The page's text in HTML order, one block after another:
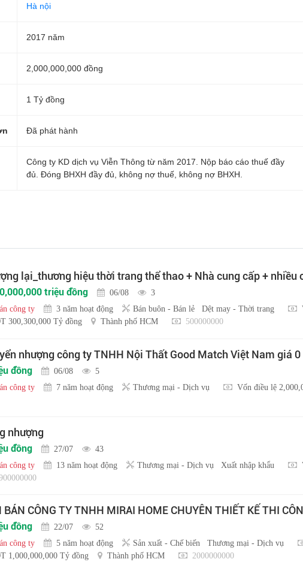
Hà nội
2017 năm
2,000,000,000 đồng
1 Tỷ đồng
Đã phát hành
Công ty KD dịch vụ Viễn Thông từ năm 2017. Nộp báo cáo thuế đầy
đủ. Đóng BHXH đầy đủ, không nợ thuế, không nợ BHXH.
lại_thương hiệu thời trang thể thao + Nhà cung cấp + nhiều
triệu đồng 06/08
3
công ty
3 năm hoạt động Bán buôn - Bán lẻ Dệt may - Thời trang
300,300,000 Tỷ đồng
Thành phố HCM 500000000
nhượng công ty TNHH Nội Thất Good Match Việt Nam giá 0
đồng 06/08
5
công ty
7 năm hoạt động Thương mại - Dịch vụ Vốn điều lệ
nhượng
đồng 27/07
43
công ty
13 năm hoạt động Thương mại - Dịch vụ Xuất nhập khẩu
BÁN CÔNG TY TNHH MIRAI HOME CHUYÊN THIẾT KẾ THI
đồng 22/07
52
công ty
5 năm hoạt động Sản xuất - Chế biến Thương mại - Dịch vụ
1,000,000,000 Tỷ đồng
Thành phố HCM 2000000000